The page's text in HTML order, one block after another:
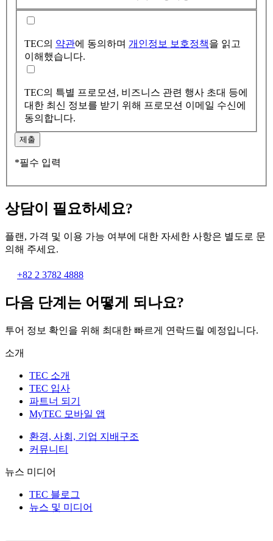
TEC의 약관에 동의하며 개인정보 보호정책을 읽고
이해했습니다.
TEC의 특별 프로모션, 비즈니스 관련 행사 초대 등에
대한 최신 정보를 받기 위해 프로모션 이메일 수신에
동의합니다.
제출
*필수 입력
상담이 필요하세요?
플랜, 가격 및 이용 가능 여부에 대한 자세한 사항은 별도로 문
의해 주세요.
+82 2 3782 4888
다음 단계는 어떻게 되나요?
투어 정보 확인을 위해 최대한 빠르게 연락드릴 예정입니다.
소개
TEC 소개
TEC 입사
파트너 되기
MyTEC 모바일 앱
환경, 사회, 기업 지배구조
커뮤니티
뉴스 미디어
TEC 블로그
뉴스 및 미디어